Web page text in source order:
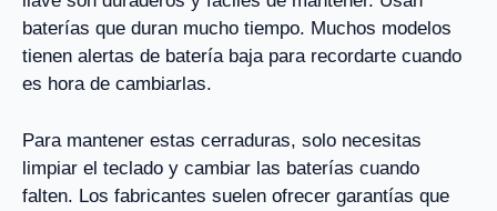
baterías que duran mucho tiempo. Muchos modelos
tienen alertas de batería baja para recordarte cuando
es hora de cambiarlas.
Para mantener estas cerraduras, solo necesitas
limpiar el teclado y cambiar las baterías cuando
falten. Los fabricantes suelen ofrecer garantías que